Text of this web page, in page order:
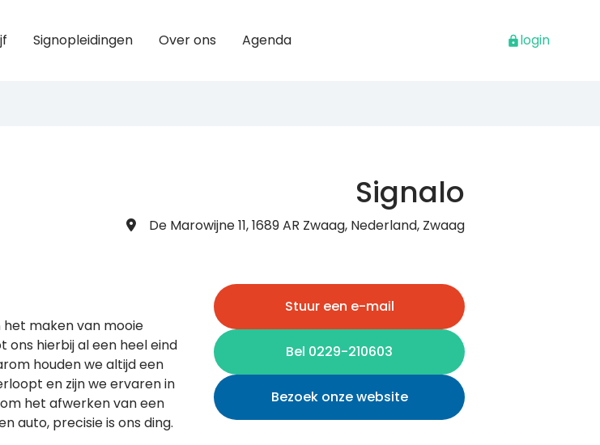
Signopleidingen Over ons Agenda login
Signalo
De Marowijne 11, 1689 AR Zwaag, Nederland, Zwaag
het maken van mooie
hierbij al een heel eind
houden we altijd een
en zijn we ervaren in
het afwerken van een
auto, precisie is ons ding.
Stuur een e-mail
Bel 0229-210603
Bezoek onze website